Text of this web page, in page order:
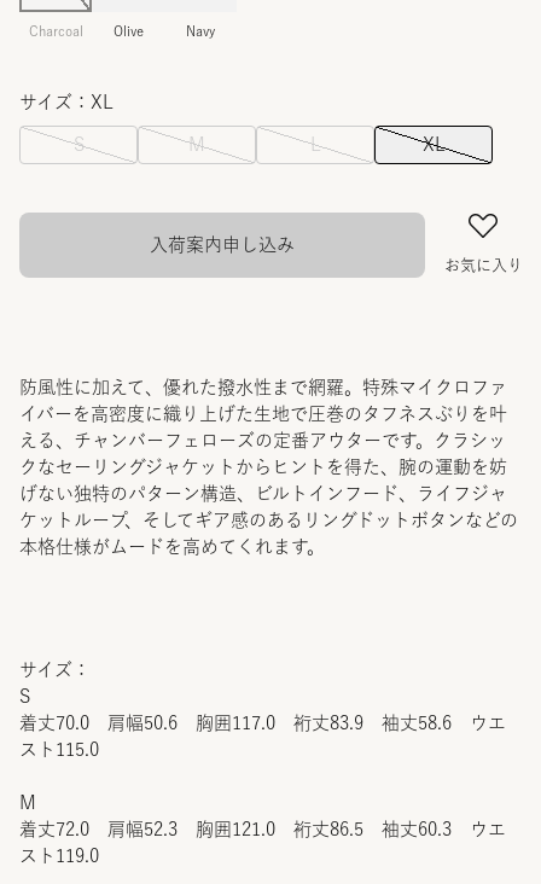
Charcoal Olive Navy
サイズ：XL
S M L XL
お気に入り
入荷案内申し込み
防風性に加えて、優れた撥水性まで網羅。特殊マイクロファ
イバーを高密度に織り上げた生地で圧巻のタフネスぶりを叶
える、チャンバーフェローズの定番アウターです。クラシッ
クなセーリングジャケットからヒントを得た、腕の運動を妨
げない独特のパターン構造、ビルトインフード、ライフジャ
ケットループ、そしてギア感のあるリングドットボタンなどの
本格仕様がムードを高めてくれます。
サイズ：
S
着丈70.0 肩幅50.6 胸囲117.0 裄丈83.9 袖丈58.6 ウエ
スト115.0
M
着丈72.0 肩幅52.3 胸囲121.0 裄丈86.5 袖丈60.3 ウエ
スト119.0